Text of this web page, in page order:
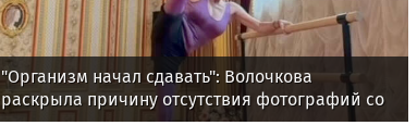
"Организм начал сдавать": Волочкова
раскрыла причину отсутствия фотографий со
шпагатами